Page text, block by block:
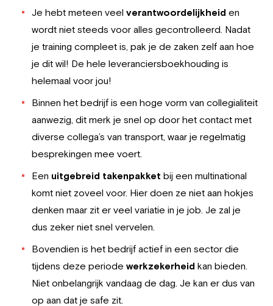
Je hebt meteen veel verantwoordelijkheid en
wordt niet steeds voor alles gecontrolleerd. Nadat
je training compleet is, pak je de zaken zelf aan hoe
je dit wil! De hele leveranciersboekhouding is
helemaal voor jou!
Binnen het bedrijf is een hoge vorm van collegialiteit
aanwezig, dit merk je snel op door het contact met
diverse collega’s van transport, waar je regelmatig
besprekingen mee voert.
Een uitgebreid takenpakket bij een multinational
komt niet zoveel voor. Hier doen ze niet aan hokjes
denken maar zit er veel variatie in je job. Je zal je
dus zeker niet snel vervelen.
Bovendien is het bedrijf actief in een sector die
tijdens deze periode werkzekerheid kan bieden.
Niet onbelangrijk vandaag de dag. Je kan er dus van
op aan dat je safe zit.